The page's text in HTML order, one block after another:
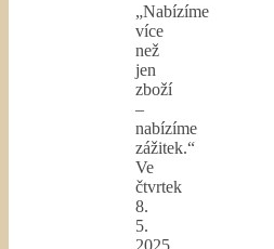
„Nabízíme
více
než
jen
zboží
–
nabízíme
zážitek.“
Ve
čtvrtek
8.
5.
2025